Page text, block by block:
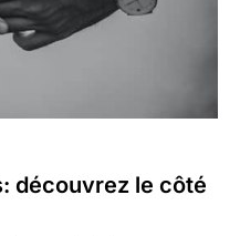
découvrez le côté